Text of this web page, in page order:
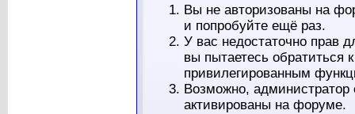
Вы не авторизованы на
и попробуйте ещё раз.
У вас недостаточно прав
вы пытаетесь обратиться
привилегированным
Возможно,
активированы на форуме.